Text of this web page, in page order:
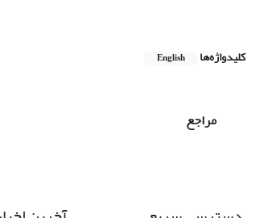
کلیدواژه‌ها English
مراجع